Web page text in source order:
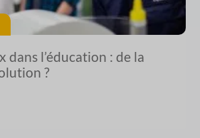
dans l’éducation : de la
?